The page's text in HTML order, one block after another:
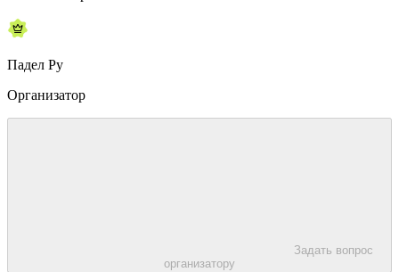
Падел Ру
Организатор
Задать вопрос
организатору